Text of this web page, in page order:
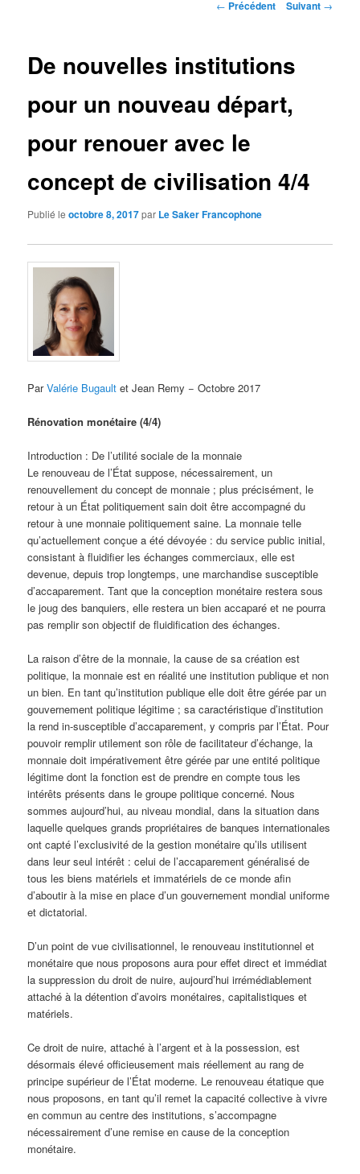
Navigation
← Précédent Suivant →
De nouvelles institutions
pour un nouveau départ,
pour renouer avec le
concept de civilisation 4/4
Publié leoctobre 8, 2017par Le Saker Francophone
ParValérie Bugault et Jean Remy − Octobre 2017
Rénovation monétaire (4/4)
Introduction : De l’utilité sociale de la monnaie
Le renouveau de l’État suppose, nécessairement, un
renouvellement du concept de monnaie ; plus précisément, le
retour à un État politiquement sain doit être accompagné du
retour à une monnaie politiquement saine. La monnaie telle
qu’actuellement conçue a été dévoyée : du service public initial,
consistant à fluidifier les échanges commerciaux, elle est
devenue, depuis trop longtemps, une marchandise susceptible
d’accaparement. Tant que la conception monétaire restera sous
le joug des banquiers, elle restera un bien accaparé et ne pourra
pas remplir son objectif de fluidification des échanges.
La raison d’être de la monnaie, la cause de sa création est
politique, la monnaie est en réalité une institution publique et non
un bien. En tant qu’institution publique elle doit être gérée par un
gouvernement politique légitime ; sa caractéristique d’institution
la rend in-susceptible d’accaparement, y compris par l’État. Pour
pouvoir remplir utilement son rôle de facilitateur d’échange, la
monnaie doit impérativement être gérée par une entité politique
légitime dont la fonction est de prendre en compte tous les
intérêts présents dans le groupe politique concerné. Nous
sommes aujourd’hui, au niveau mondial, dans la situation dans
laquelle quelques grands propriétaires de banques internationales
ont capté l’exclusivité de la gestion monétaire qu’ils utilisent
dans leur seul intérêt : celui de l’accaparement généralisé de
tous les biens matériels et immatériels de ce monde afin
d’aboutir à la mise en place d’un gouvernement mondial uniforme
et dictatorial.
D’un point de vue civilisationnel, le renouveau institutionnel et
monétaire que nous proposons aura pour effet direct et immédiat
la suppression du droit de nuire, aujourd’hui irrémédiablement
attaché à la détention d’avoirs monétaires, capitalistiques et
matériels.
Ce droit de nuire, attaché à l’argent et à la possession, est
désormais élevé officieusement mais réellement au rang de
principe supérieur de l’État moderne. Le renouveau étatique que
nous proposons, en tant qu’il remet la capacité collective à vivre
en commun au centre des institutions, s’accompagne
nécessairement d’une remise en cause de la conception
monétaire.